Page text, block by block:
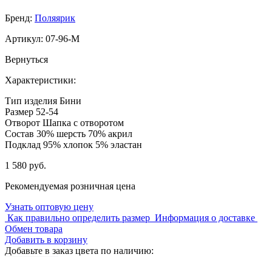
Бренд: Поляярик
Артикул: 07-96-M
Вернуться
Характеристики:
Тип изделия Бини
Размер 52-54
Отворот Шапка с отворотом
Состав 30% шерсть 70% акрил
Подклад 95% хлопок 5% эластан
1 580 руб.
Рекомендуемая розничная цена
Узнать оптовую цену
Как правильно определить размер Информация о доставке
Обмен товара
Добавить в корзину
Добавьте в заказ цвета по наличию: